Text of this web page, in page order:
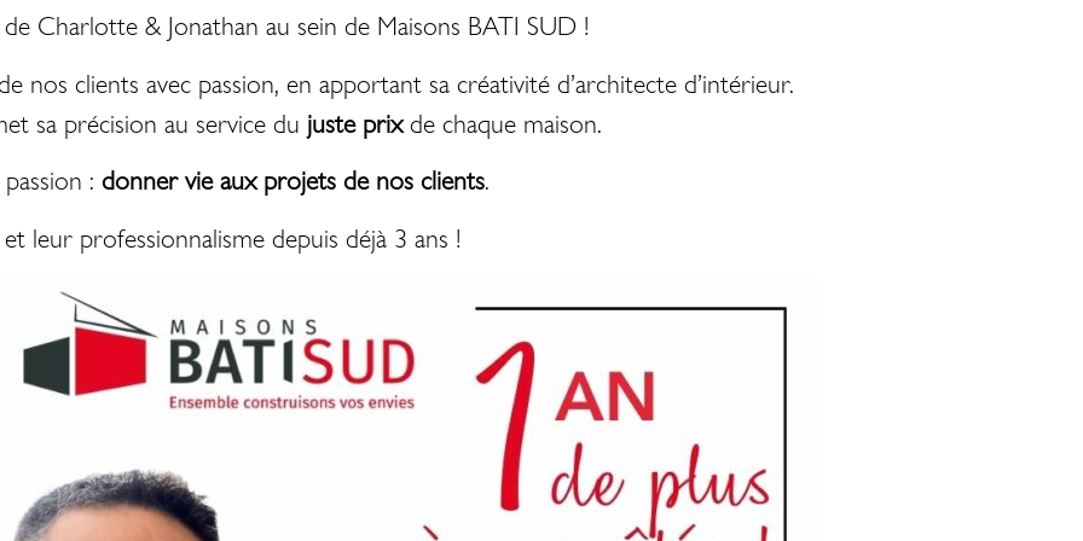
Charlotte & Jonathan au sein de Maisons BATI SUD !
nos clients avec passion, en apportant sa créativité d’architecte d’intérieur.
sa précision au service du juste prixde chaque maison.
: donner vie aux projets de nos clients.
leur professionnalisme depuis déjà 3 ans !